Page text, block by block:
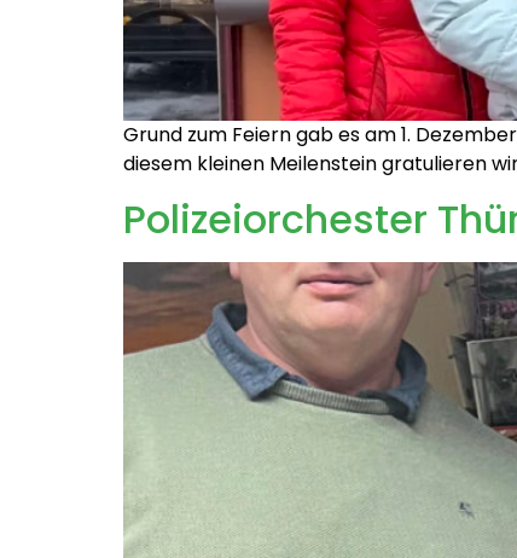
Grund zum Feiern gab es am 1.
diesem kleinen Meilenstein gratulieren
Polizeiorchester